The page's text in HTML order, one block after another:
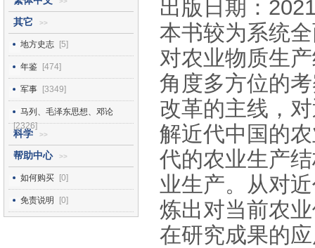
其它 >>
地方史志 [5]
年鉴 [474]
军事 [3349]
马列、毛泽东思想、邓论
[2326]
科学 >>
帮助中心 >>
如何购买 [0]
免责说明 [0]
出版日期：
本书较为系统
对农业物质生
角度多方位的
改革的主线，
解近代中国的
代的农业生产
业生产。从对
炼出对当前农
在研究成果的